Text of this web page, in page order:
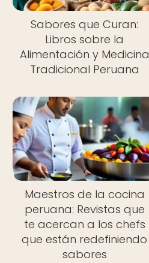
Sabores que Curan:
Libros sobre la
Alimentación y Medicina
Tradicional Peruana
Maestros de la cocina
peruana: Revistas que
te acercan a los chefs
que están redefiniendo
sabores